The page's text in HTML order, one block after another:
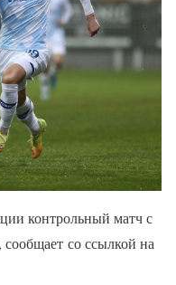
контрольный матч с
со ссылкой на